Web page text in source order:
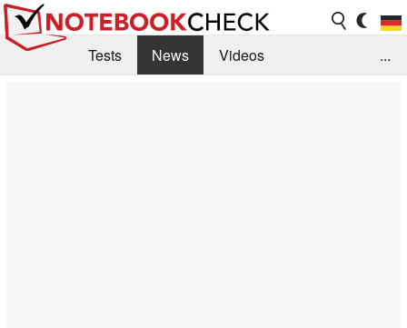
Tests News
Videos
...